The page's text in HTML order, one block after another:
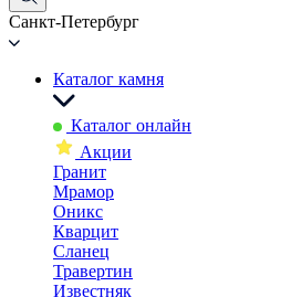
Санкт-Петербург
Каталог камня
Каталог онлайн
Акции
Гранит
Мрамор
Оникс
Кварцит
Сланец
Травертин
Известняк